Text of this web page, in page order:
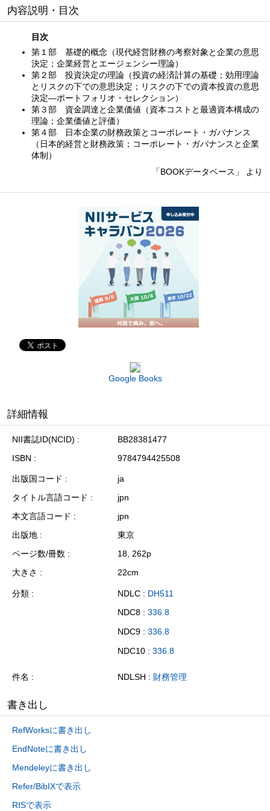
内容説明・目次
目次
第１部 基礎的概念（現代経営財務の考察対象と企業の意思
決定；企業経営とエージェンシー理論）
第２部 投資決定の理論（投資の経済計算の基礎；効用理論
とリスクの下での意思決定；リスクの下での資本投資の意思
決定—ポートフォリオ・セレクション）
第３部 資金調達と企業価値（資本コストと最適資本構成の
理論；企業価値と評価）
第４部 日本企業の財務政策とコーポレート・ガバナンス
（日本的経営と財務政策；コーポレート・ガバナンスと企業
体制）
「BOOKデータベース」 より
Google Books
詳細情報
NII書誌ID(NCID)
BB28381477
ISBN
9784794425508
出版国コード
ja
タイトル言語コード
jpn
本文言語コード
jpn
出版地
東京
ページ数/冊数
18, 262p
大きさ
22cm
分類 NDLC : DH511
NDC8 : 336.8
NDC9 : 336.8
NDC10 : 336.8
件名 NDLSH : 財務管理
書き出し
RefWorksに書き出し
EndNoteに書き出し
Mendeleyに書き出し
Refer/BibIXで表示
RISで表示